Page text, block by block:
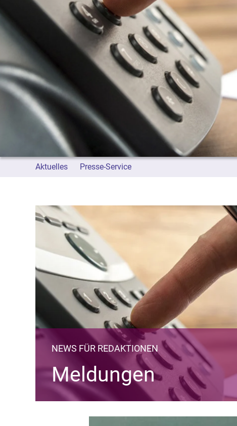
Aktuelles Presse-Service
NEWS FÜR REDAKTIONEN
Meldungen